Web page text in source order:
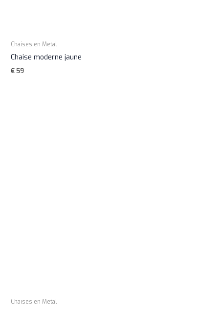
Chaises en Metal
Chaise moderne jaune
€59
Chaises en Metal